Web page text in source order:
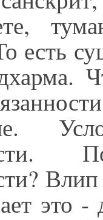
есть
это